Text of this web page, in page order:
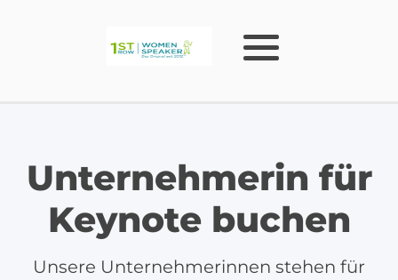
Unternehmerin für
Keynote buchen
Unsere Unternehmerinnen stehen für